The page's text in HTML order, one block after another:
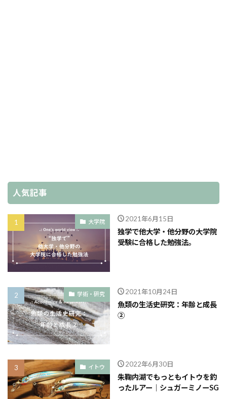
人気記事
大学院 2021年6月15日
独学で他大学・他分野の大学院
受験に合格した勉強法。
学術・研究 2021年10月24日
魚類の生活史研究：年齢と成長
②
イトウ 2022年6月30日
朱鞠内湖でもっともイトウを釣
ったルアー｜シュガーミノーSG